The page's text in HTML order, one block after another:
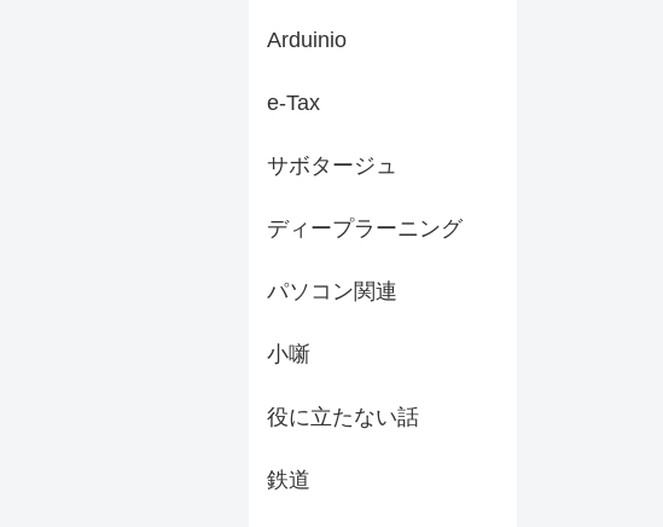
Arduinio
e-Tax
サボタージュ
ディープラーニング
パソコン関連
小噺
役に立たない話
鉄道